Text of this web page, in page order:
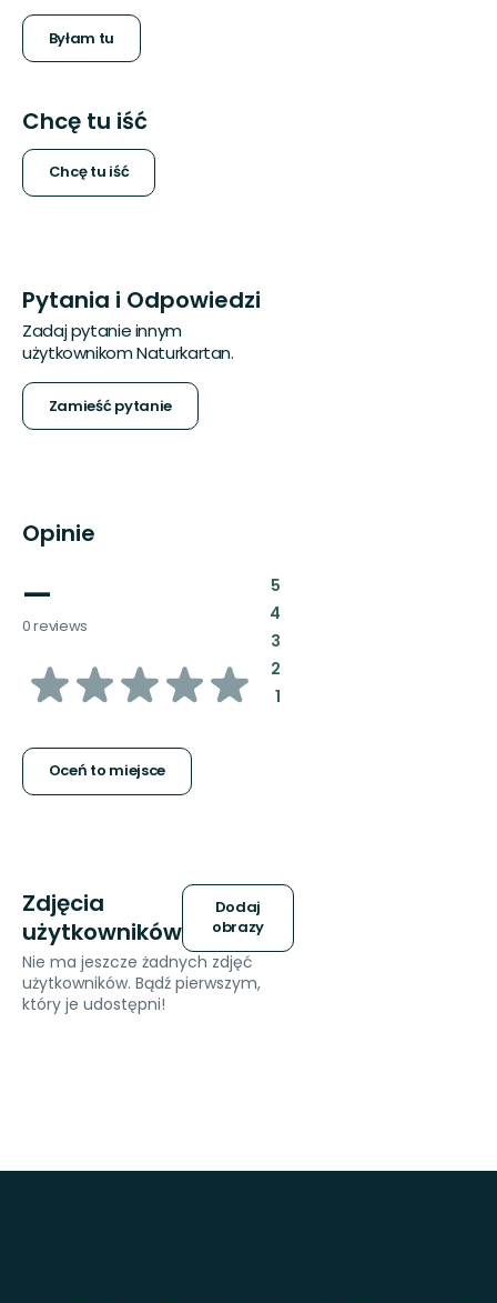
Byłam tu
Chcę tu iść
Chcę tu iść
Pytania i Odpowiedzi
Zadaj pytanie innym
użytkownikom Naturkartan.
Zamieść pytanie
Opinie
—
0 reviews
z
gwiazdek
Oceń to miejsce
5:
4:
3:
2:
1:
Zdjęcia
użytkowników
Dodaj
obrazy
Nie ma jeszcze żadnych zdjęć
użytkowników. Bądź pierwszym,
który je udostępni!